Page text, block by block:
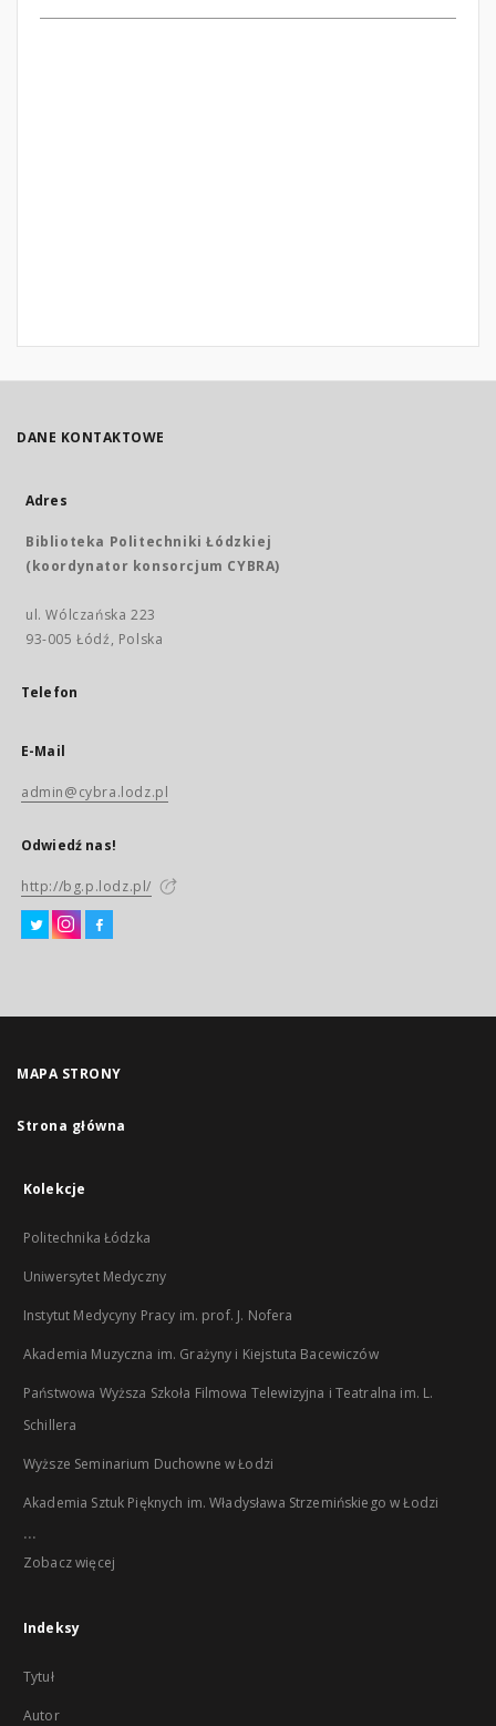
DANE KONTAKTOWE
Adres
Biblioteka Politechniki Łódzkiej
(koordynator konsorcjum CYBRA)
ul. Wólczańska 223
93-005 Łódź, Polska
Telefon
E-Mail
admin@cybra.lodz.pl
Odwiedź nas!
http://bg.p.lodz.pl/
MAPA STRONY
Strona główna
Kolekcje
Politechnika Łódzka
Uniwersytet Medyczny
Instytut Medycyny Pracy im. prof. J. Nofera
Akademia Muzyczna im. Grażyny i Kiejstuta Bacewiczów
Państwowa Wyższa Szkoła Filmowa Telewizyjna i Teatralna im. L.
Schillera
Wyższe Seminarium Duchowne w Łodzi
Akademia Sztuk Pięknych im. Władysława Strzemińskiego w Łodzi
...
Zobacz więcej
Indeksy
Tytuł
Autor